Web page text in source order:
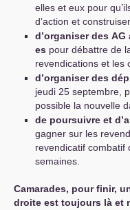
elles et eux pour
d’action et
d’organiser des AG
es pour débattre de
revendications et les
d’organiser des
jeudi 25 septembre,
possible la nouvelle
de poursuivre et
gagner sur les
revendicatif combatif
semaines.
Camarades, pour finir,
droite est toujours là et